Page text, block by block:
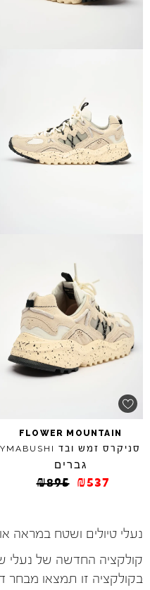
FLOWER MOUNTAIN
סניקרס זמש ובד YMABUSHI
גברים
₪895 ₪537
נעלי טיולים ושטח במראה
קולקציה החדשה של נעלי
בקולקציה זו תמצאו מבחר